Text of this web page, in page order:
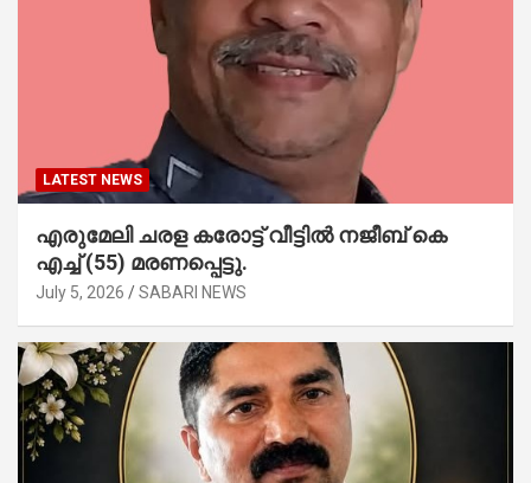
LATEST NEWS
എരുമേലി ചരള കരോട്ട് വീട്ടിൽ നജീബ് കെ
എച്ച് (55) മരണപ്പെട്ടു.
July 5, 2026 SABARI NEWS